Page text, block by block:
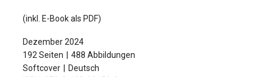
(inkl. E-Book als PDF)
Dezember 2024
192 Seiten
488 Abbildungen
Softcover
Deutsch